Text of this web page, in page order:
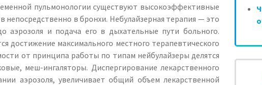
пульмонологии существуют высокоэффективные
непосредственно в бронхи. Небулайзерная терапия — это
аэрозоля и подача его в дыхательные пути больного.
достижение максимального местного терапевтического
от принципа работы по типам нейбулайзеры делятся
меш-ингаляторы. Диспергирование лекарственного
аэрозоля, увеличивает общий объем лекарственной